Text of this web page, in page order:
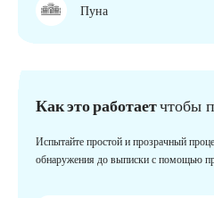
Пуна
Как это работаетчтобы
Испытайте простой и прозрачный
обнаружения до выписки с помощью